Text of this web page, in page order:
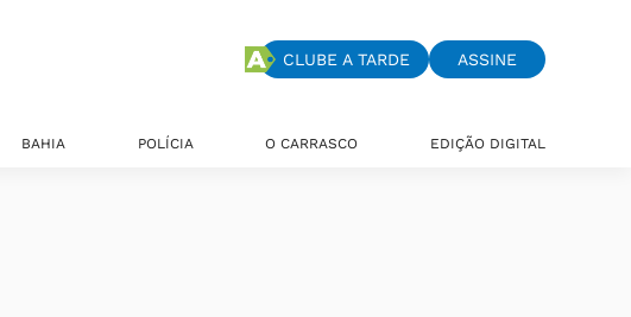
CLUBE A TARDE ASSINE
BAHIA POLÍCIA O CARRASCO EDIÇÃO DIGITAL